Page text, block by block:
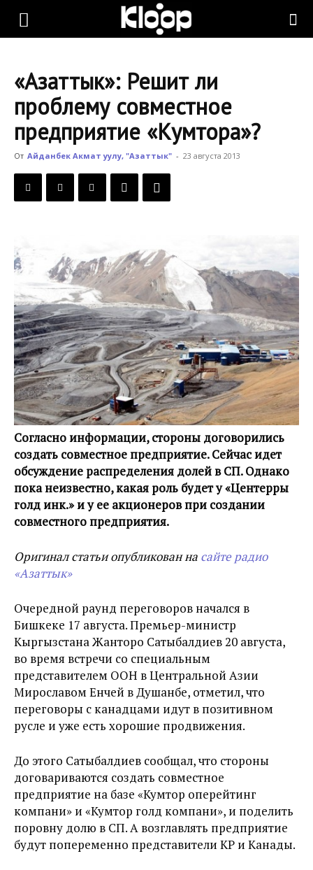
KLOOP.KG
Новости
Кыргызстана
«Азаттык»: Решит ли
проблему совместное
предприятие «Кумтора»?
От Айданбек Акмат уулу, "Азаттык" - 23 августа 2013
Согласно информации, стороны договорились
создать совместное предприятие. Сейчас идет
обсуждение распределения долей в СП. Однако
пока неизвестно, какая роль будет у «Центерры
голд инк.» и у ее акционеров при создании
совместного предприятия.
Оригинал статьи опубликован на сайте радио
«Азаттык»
Очередной раунд переговоров начался в
Бишкеке 17 августа. Премьер-министр
Кыргызстана Жанторо Сатыбалдиев 20 августа,
во время встречи со специальным
представителем ООН в Центральной Азии
Мирославом Енчей в Душанбе, отметил, что
переговоры с канадцами идут в позитивном
русле и уже есть хорошие продвижения.
До этого Сатыбалдиев сообщал, что стороны
договариваются создать совместное
предприятие на базе «Кумтор оперейтинг
компани» и «Кумтор голд компани», и поделить
поровну долю в СП. А возглавлять предприятие
будут попеременно представители КР и Канады.